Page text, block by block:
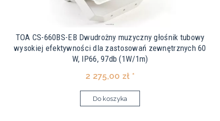
TOA CS-660BS-EB Dwudrożny muzyczny głośnik tubowy
wysokiej efektywności dla zastosowań zewnętrznych 60
W, IP66, 97db (1W/1m)
2 275,00 zł *
Do koszyka